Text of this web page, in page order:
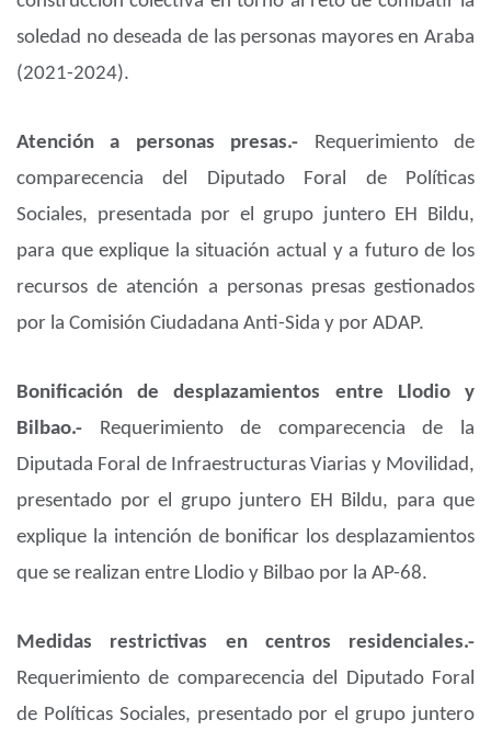
soledad no deseada de las personas mayores en Araba
(2021-2024).
Atención a personas presas.- Requerimiento de
comparecencia del Diputado Foral de Políticas
Sociales, presentada por el grupo juntero EH Bildu,
para que explique la situación actual y a futuro de los
recursos de atención a personas presas gestionados
por la Comisión Ciudadana Anti-Sida y por ADAP.
Bonificación de desplazamientos entre Llodio y
Bilbao.- Requerimiento de comparecencia de la
Diputada Foral de Infraestructuras Viarias y Movilidad,
presentado por el grupo juntero EH Bildu, para que
explique la intención de bonificar los desplazamientos
que se realizan entre Llodio y Bilbao por la AP-68.
Medidas restrictivas en centros residenciales.-
Requerimiento de comparecencia del Diputado Foral
de Políticas Sociales, presentado por el grupo juntero